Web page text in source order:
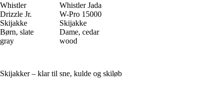
Whistler
Drizzle Jr.
Skijakke
Børn, slate
gray
Whistler Jada
W-Pro 15000
Skijakke
Dame, cedar
wood
Skijakker – klar til sne, kulde og skiløb